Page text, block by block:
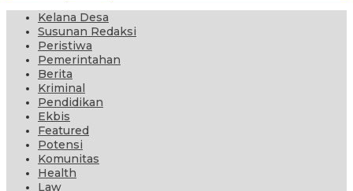
Kelana Desa
Susunan Redaksi
Peristiwa
Pemerintahan
Berita
Kriminal
Pendidikan
Ekbis
Featured
Potensi
Komunitas
Health
Law